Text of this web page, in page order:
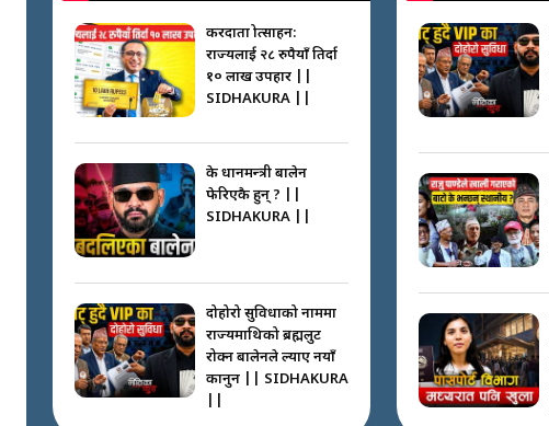
करदाता प्रोत्साहन:
राज्यलाई २८ रुपैयाँ तिर्दा
१० लाख उपहार ||
SIDHAKURA ||
के प्रधानमन्त्री बालेन
फेरिएकै हुन् ? ||
SIDHAKURA ||
दोहोरो सुविधाको नाममा
राज्यमाथिको ब्रह्मलुट
रोक्न बालेनले ल्याए नयाँ
कानुन || SIDHAKURA